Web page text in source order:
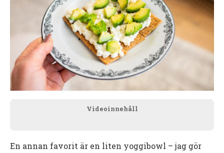
Videoinnehåll
En annan favorit är en liten yoggibowl – jag gör